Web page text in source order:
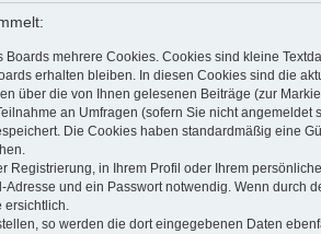
mehrere Cookies. Cookies sind kleine
erhalten bleiben. In diesen Cookies sind die
über die von Ihnen gelesenen Beiträge (zur
an Umfragen (sofern Sie nicht angemeldet
Die Cookies haben standardmäßig eine
in Ihrem Profil oder Ihrem
und ein Passwort notwendig. Wenn durch
ersichtlich.
so werden die dort eingegebenen Daten